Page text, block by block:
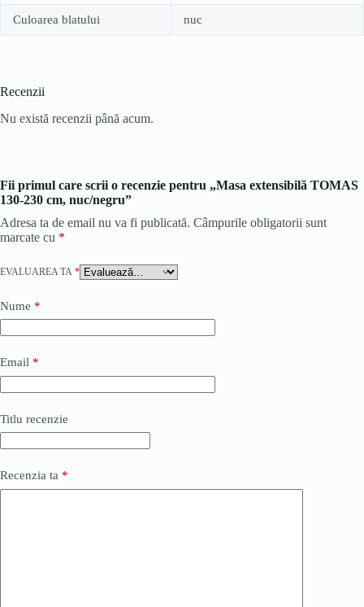
Culoarea blatului nuc
Recenzii
Nu există recenzii până acum.
Fii primul care scrii o recenzie pentru „Masa extensibilă TOMAS
130-230 cm, nuc/negru”
Adresa ta de email nu va fi publicată. Câmpurile obligatorii sunt
marcate cu *
EVALUAREA TA *
Nume *
Email *
Titlu recenzie
Recenzia ta *